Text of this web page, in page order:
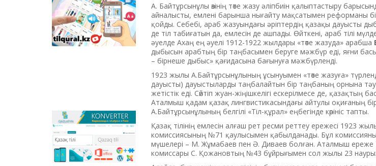
Tilqural.kz –
мемлекеттік тілді
деңгейлеп үйренуге
арналған веб-
сервис. Сайтта А1
Qazlatyn.kz –
мәтіндерді кирилден
латынға және төте
жазуға онлайн түрде
сәйкестендіретін
А. Байтұрсынұлы өзінің төте жазу әліпбиін қалыптастыру
айналысты, емлені барынша нығайту мақсатымен реформаны
қойды. Себебі, араб жазуындағы әріптердің қазақы дауысты
де тіл табиғатын да, емлесін де ашпады. Өйткені, араб тілі
әуелде Ахаң ең әуелі 1912-1922 жылдары «төте жазуда» арабша
дыбысын арабтың бір таңбасымен беруге мәжбүр еді, яғни
– бірнеше дыбыс» қағидасына бағынуға мәжбүрленді.
1923 жылы А.Байтұрсынұлының ұсынуымен «төте жазуға»
дауысты) дауыстыларды таңбалайтын бір таңбаның орнына
жетістік еді. Сөйтіп жуан-жіңішкелігі ескерілмесе де,
Аталмыш қадам қазақ лингвистикасындағы айтулы оқиғаның бірі
А.Байтұрсынұлының белгілі «Тіл-құрал» еңбегінде көрініс тапты.
Қазақ тілінің емлесін алғаш рет ресми реттеу ережесі 1923
комиссиясының №71 қаулысымен қабылданады. Бұл
мүшелері – М. Жұмабаев пен Ә. Диваев болған. Аталмыш ереже
комиссары С. Қожановтың №43 бұйрығымен сол жылы 23 наурыз